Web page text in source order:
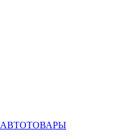
АВТОТОВАРЫ